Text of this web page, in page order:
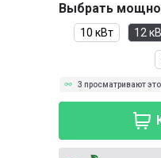
Выбрать
10 кВт 12
3 просматривают